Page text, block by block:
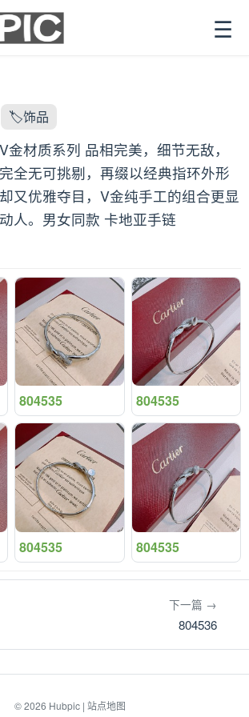
☰
🏷️饰品
金材质系列 品相完美，细节无敌，
全无可挑剔，再缀以经典指环外形
又优雅夺目，V金纯手工的组合更显
人。男女同款 卡地亚手链
804535 804535
804535 804535
下一篇 →
804536
© 2026 Hubpic| 站点地图